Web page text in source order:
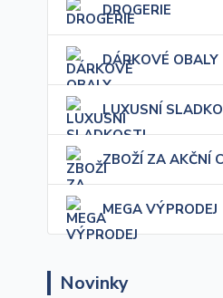
DROGERIE
DÁRKOVÉ OBALY
LUXUSNÍ
ZBOŽÍ ZA AKČNÍ
MEGA VÝPRODEJ
Novinky